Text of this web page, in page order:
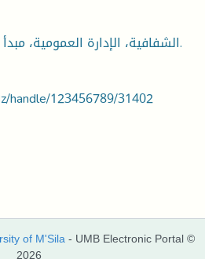
الشفافية، الإدارة العمومية، مبدأ الشفافية، النشاط الإداري.
handle/123456789/31402
of M'Sila - UMB Electronic Portal ©
2026